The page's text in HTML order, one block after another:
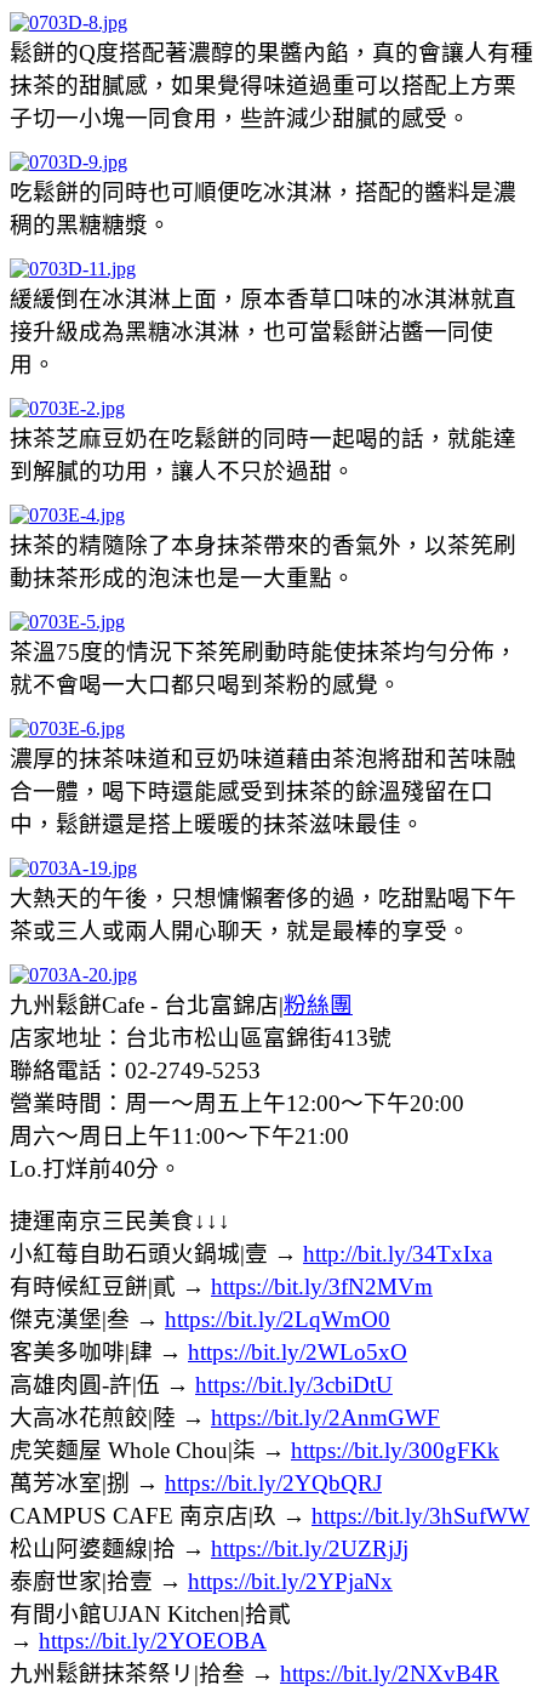
鬆餅的Q度搭配著濃醇的果醬內餡，真的會讓人有種
抹茶的甜膩感，如果覺得味道過重可以搭配上方栗
子切一小塊一同食用，些許減少甜膩的感受。
吃鬆餅的同時也可順便吃冰淇淋，搭配的醬料是濃
稠的黑糖糖漿。
緩緩倒在冰淇淋上面，原本香草口味的冰淇淋就直
接升級成為黑糖冰淇淋，也可當鬆餅沾醬一同使
用。
抹茶芝麻豆奶在吃鬆餅的同時一起喝的話，就能達
到解膩的功用，讓人不只於過甜。
抹茶的精隨除了本身抹茶帶來的香氣外，以茶筅刷
動抹茶形成的泡沫也是一大重點。
茶溫75度的情況下茶筅刷動時能使抹茶均勻分佈，
就不會喝一大口都只喝到茶粉的感覺。
濃厚的抹茶味道和豆奶味道藉由茶泡將甜和苦味融
合一體，喝下時還能感受到抹茶的餘溫殘留在口
中，鬆餅還是搭上暖暖的抹茶滋味最佳。
大熱天的午後，只想慵懶奢侈的過，吃甜點喝下午
茶或三人或兩人開心聊天，就是最棒的享受。
九州鬆餅Cafe - 台北富錦店|粉絲團
店家地址：台北市松山區富錦街413號
聯絡電話：02-2749-5253
營業時間：周一～周五上午12:00～下午20:00
周六～周日上午11:00～下午21:00
Lo.打烊前40分。
捷運南京三民美食↓↓↓
小紅莓自助石頭火鍋城|壹 → http://bit.ly/34TxIxa
有時候紅豆餅|貳 → https://bit.ly/3fN2MVm
傑克漢堡|叁 → https://bit.ly/2LqWmO0
客美多咖啡|肆 → https://bit.ly/2WLo5xO
高雄肉圓-許|伍 → https://bit.ly/3cbiDtU
大高冰花煎餃|陸 → https://bit.ly/2AnmGWF
虎笑麵屋 Whole Chou|柒 → https://bit.ly/300gFKk
萬芳冰室|捌 → https://bit.ly/2YQbQRJ
CAMPUS CAFE 南京店|玖 → https://bit.ly/3hSufWW
松山阿婆麵線|拾 → https://bit.ly/2UZRjJj
泰廚世家|拾壹 → https://bit.ly/2YPjaNx
有間小館UJAN Kitchen|拾貳
→ https://bit.ly/2YOEOBA
九州鬆餅抹茶祭リ|拾叁 → https://bit.ly/2NXvB4R